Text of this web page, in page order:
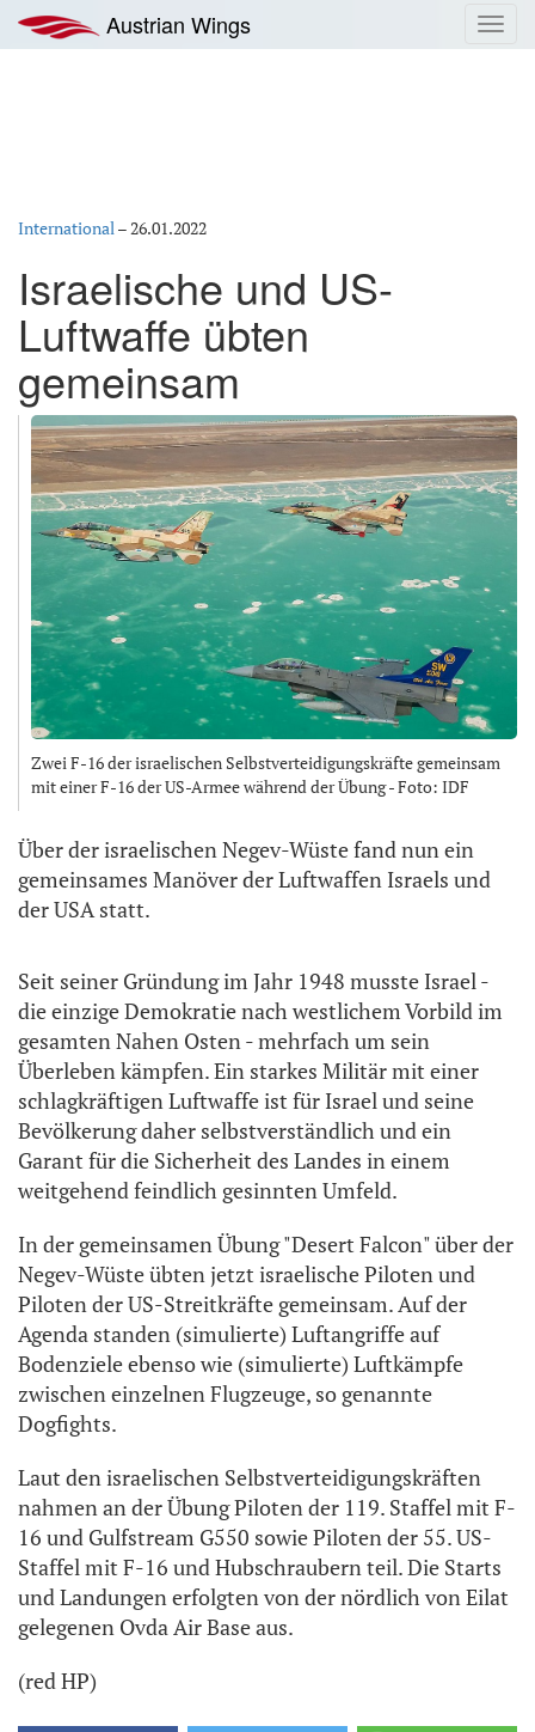
Inhalt
springen
Austrian Wings
International–26.01.2022
Israelische und US-
Luftwaffe übten
gemeinsam
Zwei F-16 der israelischen Selbstverteidigungskräfte gemeinsam
mit einer F-16 der US-Armee während der Übung - Foto: IDF
Über der israelischen Negev-Wüste fand nun ein
gemeinsames Manöver der Luftwaffen Israels und
der USA statt.
Seit seiner Gründung im Jahr 1948 musste Israel -
die einzige Demokratie nach westlichem Vorbild im
gesamten Nahen Osten - mehrfach um sein
Überleben kämpfen. Ein starkes Militär mit einer
schlagkräftigen Luftwaffe ist für Israel und seine
Bevölkerung daher selbstverständlich und ein
Garant für die Sicherheit des Landes in einem
weitgehend feindlich gesinnten Umfeld.
In der gemeinsamen Übung "Desert Falcon" über der
Negev-Wüste übten jetzt israelische Piloten und
Piloten der US-Streitkräfte gemeinsam. Auf der
Agenda standen (simulierte) Luftangriffe auf
Bodenziele ebenso wie (simulierte) Luftkämpfe
zwischen einzelnen Flugzeuge, so genannte
Dogfights.
Laut den israelischen Selbstverteidigungskräften
nahmen an der Übung Piloten der 119. Staffel mit F-
16 und Gulfstream G550 sowie Piloten der 55. US-
Staffel mit F-16 und Hubschraubern teil. Die Starts
und Landungen erfolgten von der nördlich von Eilat
gelegenen Ovda Air Base aus.
(red HP)